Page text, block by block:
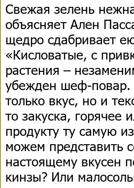
Cвежая зелень
объясняет Ален
щедро сдабривает
«Кисловатые, с
растения –
убежден шеф-повар.
только вкус, но и
то закуска,
продукту ту самую
можем представить
настоящему вкусен
кинзы? Или